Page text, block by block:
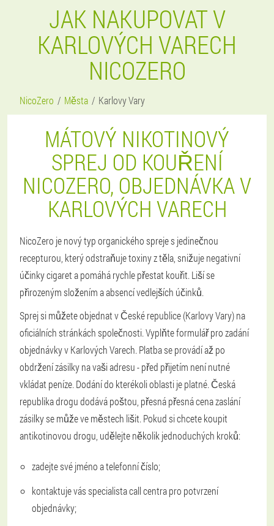
JAK NAKUPOVAT V
KARLOVÝCH VARECH
NICOZERO
NicoZero Města Karlovy Vary
MÁTOVÝ NIKOTINOVÝ
SPREJ OD KOUŘENÍ
NICOZERO, OBJEDNÁVKA V
KARLOVÝCH VARECH
NicoZero je nový typ organického spreje s jedinečnou
recepturou, který odstraňuje toxiny z těla, snižuje negativní
účinky cigaret a pomáhá rychle přestat kouřit. Liší se
přirozeným složením a absencí vedlejších účinků.
Sprej si můžete objednat v České republice (Karlovy Vary) na
oficiálních stránkách společnosti. Vyplňte formulář pro zadání
objednávky v Karlových Varech. Platba se provádí až po
obdržení zásilky na vaši adresu - před přijetím není nutné
vkládat peníze. Dodání do kterékoli oblasti je platné. Česká
republika drogu dodává poštou, přesná přesná cena zaslání
zásilky se může ve městech lišit. Pokud si chcete koupit
antikotinovou drogu, udělejte několik jednoduchých kroků:
zadejte své jméno a telefonní číslo;
kontaktuje vás specialista call centra pro potvrzení
objednávky;